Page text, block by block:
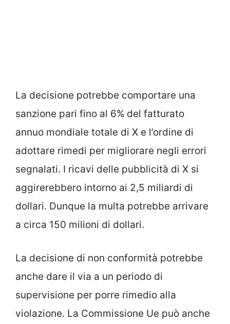
La decisione potrebbe comportare una
sanzione pari fino al 6% del fatturato
annuo mondiale totale di X e l’ordine di
adottare rimedi per migliorare negli errori
segnalati. I ricavi delle pubblicità di X si
aggirerebbero intorno ai 2,5 miliardi di
dollari. Dunque la multa potrebbe arrivare
a circa 150 milioni di dollari.
La decisione di non conformità potrebbe
anche dare il via a un periodo di
supervisione per porre rimedio alla
violazione. La Commissione Ue può anche